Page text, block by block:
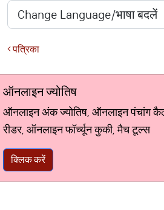
पत्रिका
ऑनलाइन ज्योतिष
ऑनलाइन अंक ज्योतिष, ऑनलाइन पंचांग
रीडर, ऑनलाइन फॉर्च्यून कुकी, मैच टूल्स
क्लिक करें